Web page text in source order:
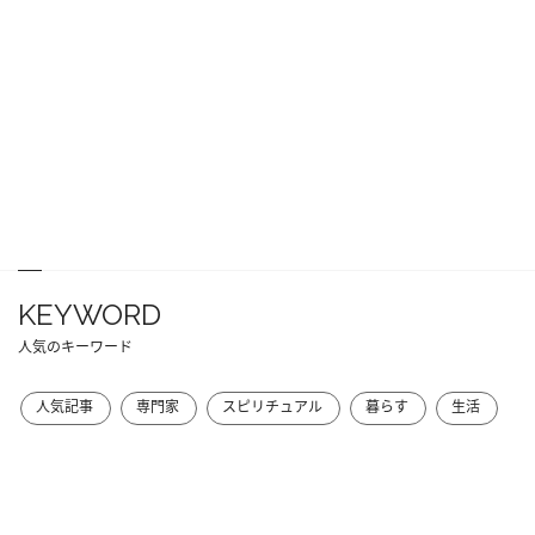
KEYWORD
人気のキーワード
人気記事 専門家 スピリチュアル 暮らす 生活